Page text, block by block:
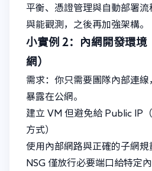
平衡、憑證管理與自動部署
與能觀測，之後再加強架構。
小實例 2：內網開發環境
網）
需求：你只需要團隊內部連
暴露在公網。
建立 VM 但避免給 Public IP
方式）
使用內部網路與正確的子網規
NSG 僅放行必要端口給特定